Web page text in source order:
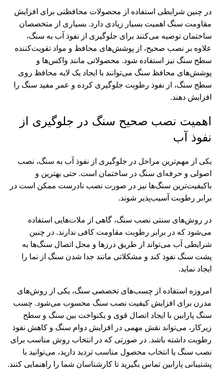
در چنین شرایطی استفاده از محصولات محافظتی برای افزایش
مقاومت سنگ اهمیت بسیار زیادی دارد. بسیاری از متخصصان
ساختمان توصیه می‌کنند برای جلوگیری از نفوذ آب به سنگ،
علاوه بر نصب صحیح، از پوشش‌های محافظ و مواد تقویت‌کننده
سطح سنگ نیز استفاده شود. محصولاتی مانند واکس‌ها و
پوشش‌های محافظ سنگ می‌توانند با ایجاد یک لایه محافظ روی
سطح سنگ، از نفوذ رطوبت جلوگیری کرده و عمر مفید سنگ را
افزایش دهند.
اهمیت نصب صحیح سنگ در جلوگیری از
نفوذ آب
یکی از مهم‌ترین مراحل در جلوگیری از نفوذ آب به سنگ، نصب
اصولی و حرفه‌ای سنگ در ساختمان است. حتی بهترین و
باکیفیت‌ترین سنگ‌ها نیز در صورت نصب نادرست ممکن است در
برابر رطوبت آسیب‌پذیر شوند.
در روش‌های سنتی نصب سنگ، گاهی از ملات‌هایی استفاده
می‌شود که در برابر رطوبت مقاومت کافی ندارند. در چنین
شرایطی آب می‌تواند از طریق درزها و محل اتصال سنگ‌ها به
پشت سنگ نفوذ کند و مشکلاتی مانند جدا شدن سنگ از نما را
ایجاد نماید.
امروزه استفاده از چسب‌های تخصصی سنگ، یکی از روش‌های
مدرن برای افزایش کیفیت نصب سنگ محسوب می‌شود. چسب
سنگ پارابین با ایجاد اتصال قوی و یکنواخت بین سنگ و سطح
زیرکار، می‌تواند نقش مهمی در افزایش دوام سنگ و کاهش نفوذ
رطوبت داشته باشد. در صورتی که در انتخاب روش مناسب برای
نصب سنگ یا انتخاب محصول مناسب تردید دارید، می‌توانید با
پشتیبانی پارابین تماس بگیرید تا کارشناسان شما را راهنمایی کنند.